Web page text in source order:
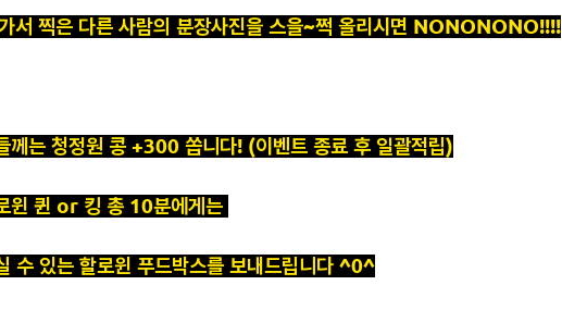
서 찍은 다른 사람의 분장사진을 스을~쩍 올리시면 NONONONO!!!!
께는 청정원 콩 +300 쏩니다! (이벤트 종료 후 일괄적립)
윈 퀸 or 킹 총 10분에게는
수 있는 할로윈 푸드박스를 보내드립니다 ^0^